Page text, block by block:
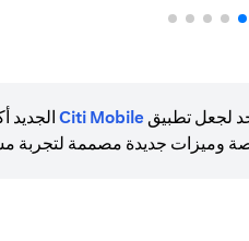
لجعل تطبيق Citi Mobile الجديد
وميزات جديدة مصممة لتجربة